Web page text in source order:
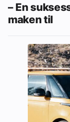
– En
maken til